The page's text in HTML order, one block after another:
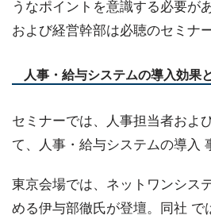
うなポイントを意識する必要が
および経営幹部は必聴のセミナー
人事・給与システムの導入効果
セミナーでは、人事担当者およ
て、人事・給与システムの導入
東京会場では、ネットワンシス
める伊与部徹氏が登壇。同社 で